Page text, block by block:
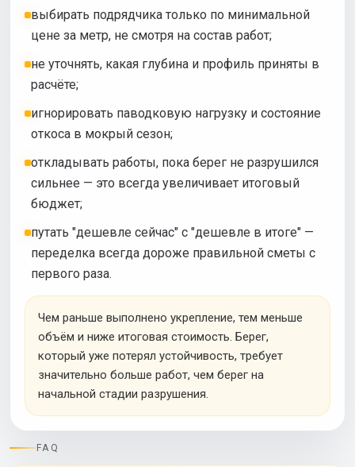
выбирать подрядчика только по минимальной
цене за метр, не смотря на состав работ;
не уточнять, какая глубина и профиль приняты в
расчёте;
игнорировать паводковую нагрузку и состояние
откоса в мокрый сезон;
откладывать работы, пока берег не разрушился
сильнее — это всегда увеличивает итоговый
бюджет;
путать "дешевле сейчас" с "дешевле в итоге" —
переделка всегда дороже правильной сметы с
первого раза.
Чем раньше выполнено укрепление, тем меньше
объём и ниже итоговая стоимость. Берег,
который уже потерял устойчивость, требует
значительно больше работ, чем берег на
начальной стадии разрушения.
FAQ